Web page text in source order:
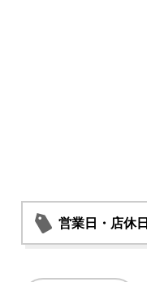
営業日・店休日